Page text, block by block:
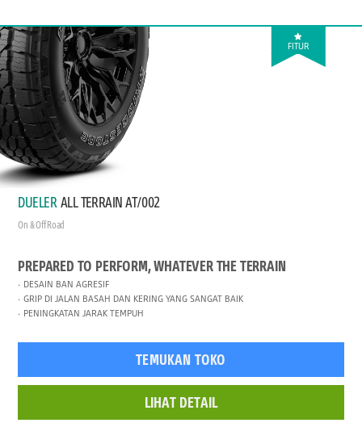
FITUR
DUELER ALL TERRAIN AT/002
On & Off Road
PREPARED TO PERFORM, WHATEVER THE TERRAIN
DESAIN BAN AGRESIF
GRIP DI JALAN BASAH DAN KERING YANG SANGAT BAIK
PENINGKATAN JARAK TEMPUH
TEMUKAN TOKO
LIHAT DETAIL